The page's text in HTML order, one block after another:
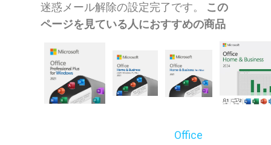
迷惑メール解除の設定完了です。
この
ページを見ている人におすすめの商品
Office